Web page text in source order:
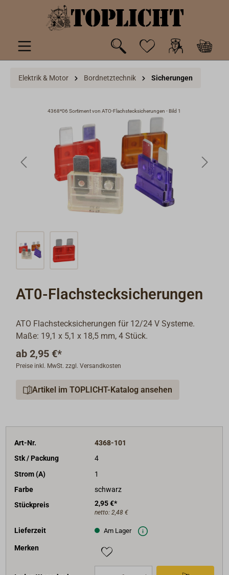
springen
Elektrik & Motor Bordnetztechnik Sicherungen
4368*06 Sortiment von ATO-Flachstecksicherungen - Bild 1
AT0-Flachstecksicherungen
ATO Flachstecksicherungen für 12/24 V Systeme.
Maße: 19,1 x 5,1 x 18,5 mm, 4 Stück.
ab 2,95 €*
Preise inkl. MwSt. zzgl. Versandkosten
Artikel im TOPLICHT-Katalog ansehen
Art-Nr.
4368-101
Stk / Packung
4
Strom (A)
1
Farbe
schwarz
Stückpreis
2,95 €*
netto: 2,48 €
Lieferzeit Am Lager
Merken